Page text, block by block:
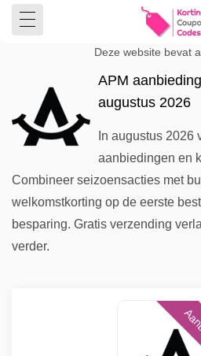
Deze website bevat
APM
augustus 2026
In augustus 2026
aanbiedingen en
Combineer seizoensacties met
welkomstkorting op de eerste
besparing. Gratis verzending
verder.